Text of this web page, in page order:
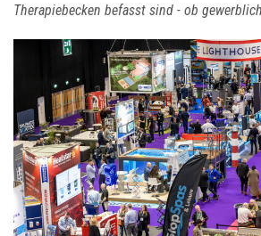
Therapiebecken befasst sind - ob